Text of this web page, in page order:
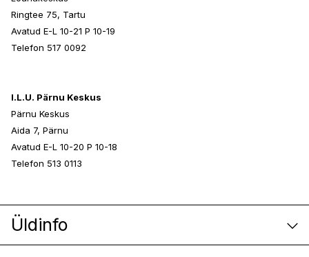
Ringtee 75, Tartu
Avatud E-L 10-21 P 10-19
Telefon 517 0092
I.L.U. Pärnu Keskus
Pärnu Keskus
Aida 7, Pärnu
Avatud E-L 10-20 P 10-18
Telefon 513 0113
Üldinfo